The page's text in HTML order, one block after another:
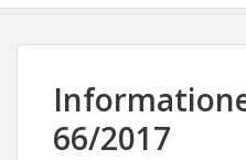
66/2017